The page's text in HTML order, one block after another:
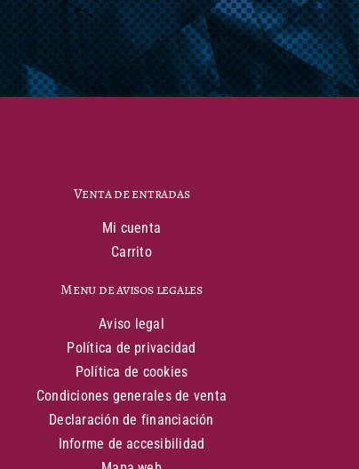
Venta de entradas
Mi cuenta
Carrito
Menu de avisos legales
Aviso legal
Política de privacidad
Política de cookies
Condiciones generales de venta
Declaración de financiación
Informe de accesibilidad